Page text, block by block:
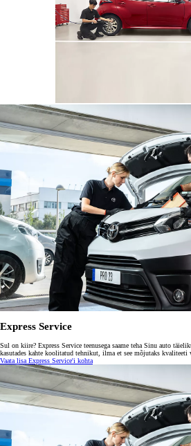
Express Service
Sul on kiire? Express Service teenusega saame teha Sinu auto
kasutades kahte koolitatud tehnikut, ilma et see mõjutaks kvaliteeti
Vaata lisa Express Service'i kohta